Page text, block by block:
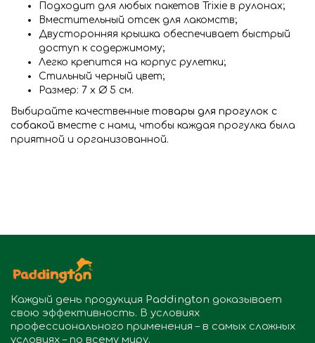
Подходит для любых пакетов Trixie в рулонах;
Вместительный отсек для лакомств;
Двусторонняя крышка обеспечивает быстрый
доступ к содержимому;
Легко крепится на корпус рулетки;
Стильный черный цвет;
Размер: 7 х Ø 5 см.
Выбирайте качественные товары для прогулок с
собакой вместе с нами, чтобы каждая прогулка была
приятной и организованной.
Каждый день продукция Paddington доказывает
свою эффективность. В условиях
профессионального применения – в самых сложных
условиях – по всему миру.